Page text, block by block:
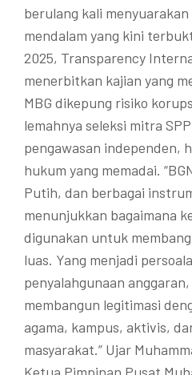
berulang kali
mendalam yang kini
2025, Transparency
menerbitkan kajian yang
MBG dikepung risiko
lemahnya seleksi mitra
pengawasan independen,
hukum yang memadai.
Putih, dan berbagai
menunjukkan bagaimana
digunakan untuk
luas. Yang menjadi
penyalahgunaan
membangun legitimasi
agama, kampus, aktivis,
masyarakat.” Ujar
Ketua Pimpinan Pusat